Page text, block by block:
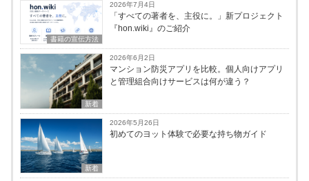
書籍の宣伝方法
2026年7月4日
「すべての著者を、主役に。」新プロジェクト
『hon.wiki』のご紹介
新着
2026年6月2日
マンション防災アプリを比較。個人向けアプリ
と管理組合向けサービスは何が違う？
新着
2026年5月26日
初めてのヨット体験で必要な持ち物ガイド